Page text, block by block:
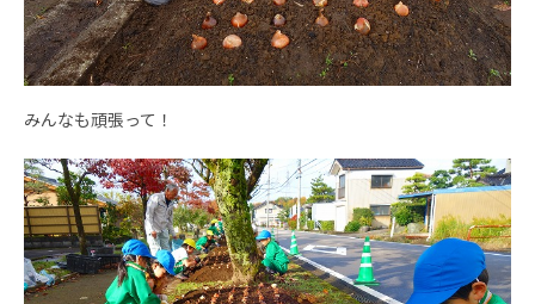
みんなも頑張って！